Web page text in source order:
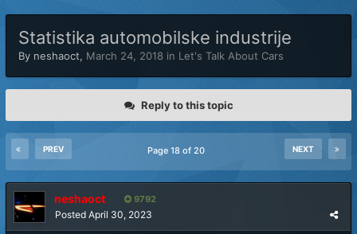
Statistika automobilske industrije
By neshaoct, March 24, 2018 in Let's Talk About Cars
Reply to this topic
PREV NEXT
Page 18 of 20
neshaoct 9792
Posted April 30, 2023